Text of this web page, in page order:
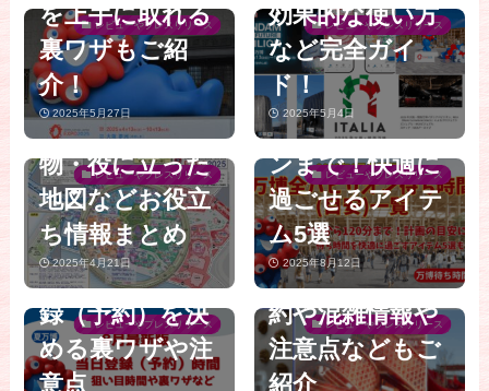
レビューやプレスリリース
を上手に取れる
裏ワザもご紹
介！
2025年5月27日
レビューやプレスリリース
効果的な使い方
など完全ガイ
ド！
2025年5月4日
レビューやプレスリリース
じた万博のリア
ル│トイレ事
情・混雑・本当
に必要な持ち
物・役に立った
地図などお役立
ち情報まとめ
2025年4月21日
レビューやプレスリリース
(目安)一覧完全
ガイド│待ち時
間なしから120
分待ちパビリオ
ンまで！快適に
過ごせるアイテ
ム5選
2025年8月12日
レビューやプレスリリース
【大阪・関西万
博】8月最新
版！当日枠開放
時間一覧完全ガ
イド│夏の狙い
目時間や当日登
録（予約）を決
める裏ワザや注
意点
レビューやプレスリリース
【大阪・関西万
博】行ってきま
した！海外パビ
リオンのイチオ
シグルメと買っ
てよかったお土
産のご紹介│予
約や混雑情報や
注意点などもご
紹介
【大阪・関西万
博2025】知らな
いと損する！混
雑する万博を時
短で上手にスム
【大阪・関西万
博】絶対行くべ
き穴場人気パビ
リオンTOP10│
予約なしでも楽
【大阪・関西万
博】「null²（ヌ
「予約なし」で
入場可能！8/1か